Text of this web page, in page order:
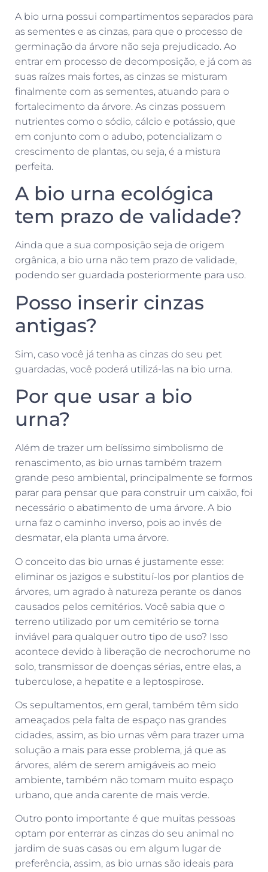
A bio urna possui compartimentos separados para
as sementes e as cinzas, para que o processo de
germinação da árvore não seja prejudicado. Ao
entrar em processo de decomposição, e já com as
suas raízes mais fortes, as cinzas se misturam
finalmente com as sementes, atuando para o
fortalecimento da árvore. As cinzas possuem
nutrientes como o sódio, cálcio e potássio, que
em conjunto com o adubo, potencializam o
crescimento de plantas, ou seja, é a mistura
perfeita.
A bio urna ecológica
tem prazo de validade?
Ainda que a sua composição seja de origem
orgânica, a bio urna não tem prazo de validade,
podendo ser guardada posteriormente para uso.
Posso inserir cinzas
antigas?
Sim, caso você já tenha as cinzas do seu pet
guardadas, você poderá utilizá-las na bio urna.
Por que usar a bio
urna?
Além de trazer um belíssimo simbolismo de
renascimento, as bio urnas também trazem
grande peso ambiental, principalmente se formos
parar para pensar que para construir um caixão, foi
necessário o abatimento de uma árvore. A bio
urna faz o caminho inverso, pois ao invés de
desmatar, ela planta uma árvore.
O conceito das bio urnas é justamente esse:
eliminar os jazigos e substituí-los por plantios de
árvores, um agrado à natureza perante os danos
causados pelos cemitérios. Você sabia que o
terreno utilizado por um cemitério se torna
inviável para qualquer outro tipo de uso? Isso
acontece devido à liberação de necrochorume no
solo, transmissor de doenças sérias, entre elas, a
tuberculose, a hepatite e a leptospirose.
Os sepultamentos, em geral, também têm sido
ameaçados pela falta de espaço nas grandes
cidades, assim, as bio urnas vêm para trazer uma
solução a mais para esse problema, já que as
árvores, além de serem amigáveis ao meio
ambiente, também não tomam muito espaço
urbano, que anda carente de mais verde.
Outro ponto importante é que muitas pessoas
optam por enterrar as cinzas do seu animal no
jardim de suas casas ou em algum lugar de
preferência, assim, as bio urnas são ideais para